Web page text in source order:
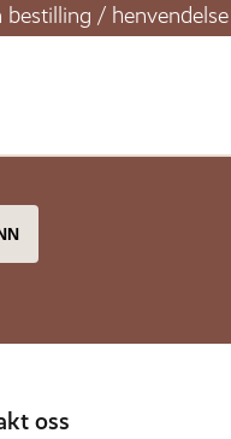
bestilling /
oss